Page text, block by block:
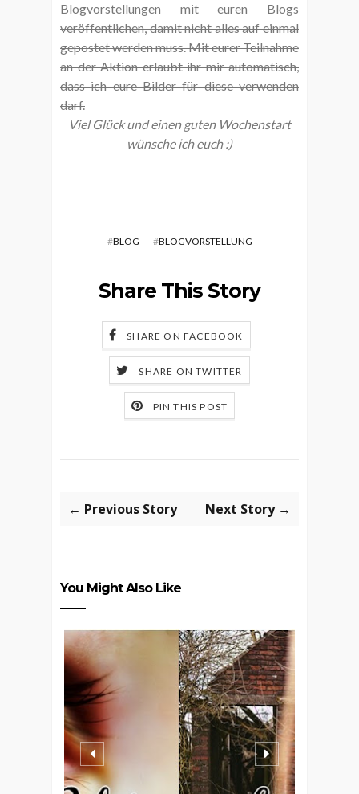
Blogvorstellungen mit euren Blogs
veröffentlichen, damit nicht alles auf einmal
gepostet werden muss.Mit eurer Teilnahme
an der Aktion erlaubt ihr mir automatisch,
dass ich eure Bilder für diese verwenden
darf.
Viel Glück und einen guten Wochenstart
wünsche ich euch :)
#BLOG #BLOGVORSTELLUNG
Share This Story
SHARE ON FACEBOOK
SHARE ON TWITTER
PIN THIS POST
← Previous Story Next Story →
You Might Also Like